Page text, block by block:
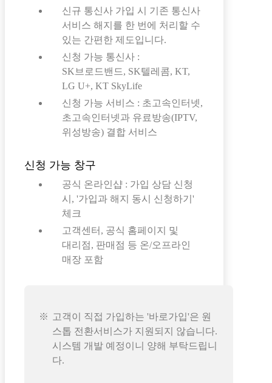
신규 통신사 가입 시 기존 통신사
서비스 해지를 한 번에 처리할 수
있는 간편한 제도입니다.
신청 가능 통신사 :
SK브로드밴드, SK텔레콤, KT,
LG U+, KT SkyLife
신청 가능 서비스 : 초고속인터넷,
초고속인터넷과 유료방송(IPTV,
위성방송) 결합 서비스
신청 가능 창구
공식 온라인샵 : 가입 상담 신청
시, '가입과 해지 동시 신청하기'
체크
고객센터, 공식 홈페이지 및
대리점, 판매점 등 온/오프라인
매장 포함
고객이 직접 가입하는 '바로가입'은 원
스톱 전환서비스가 지원되지 않습니다.
시스템 개발 예정이니 양해 부탁드립니
다.